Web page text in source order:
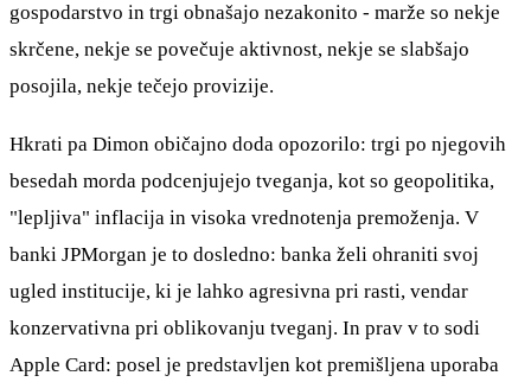
gospodarstvo in trgi obnašajo nezakonito - marže so nekje
skrčene, nekje se povečuje aktivnost, nekje se slabšajo
posojila, nekje tečejo provizije.
Hkrati pa Dimon običajno doda opozorilo: trgi po njegovih
besedah morda podcenjujejo tveganja, kot so geopolitika,
"lepljiva" inflacija in visoka vrednotenja premoženja. V
banki JPMorgan je to dosledno: banka želi ohraniti svoj
ugled institucije, ki je lahko agresivna pri rasti, vendar
konzervativna pri oblikovanju tveganj. In prav v to sodi
Apple Card: posel je predstavljen kot premišljena uporaba